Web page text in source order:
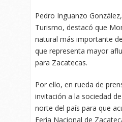
Pedro Inguanzo
Turismo, destacó que
natural más importante
que representa mayor
para Zacatecas.
Por ello, en rueda de
invitación a la sociedad
norte del país para que
Feria Nacional de